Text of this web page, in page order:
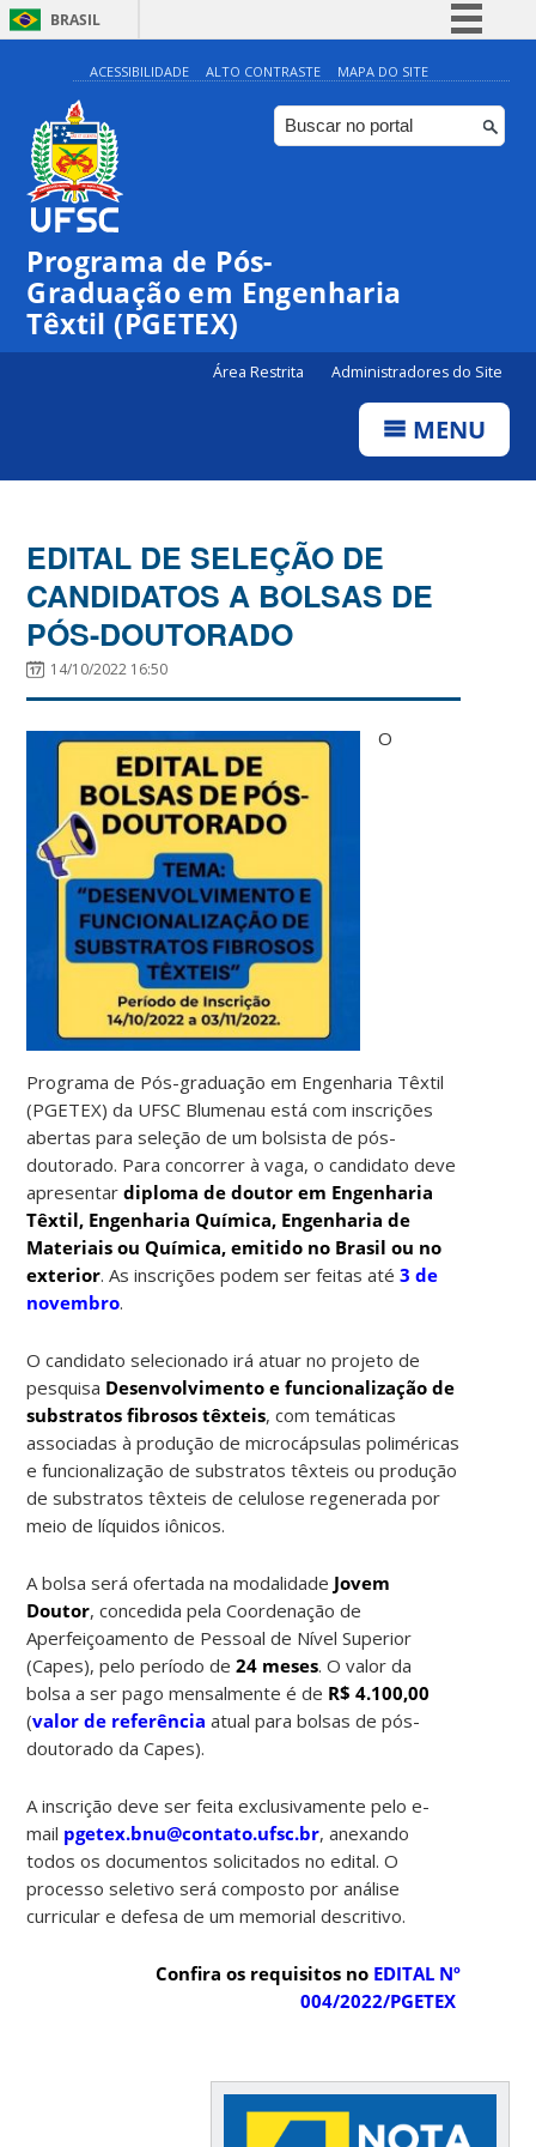
BRASIL
Simplifique!
Comunica BR
Participe
ACESSIBILIDADE ALTO CONTRASTE MAPA DO SITE
Programa de Pós-
Graduação em Engenharia
Têxtil (PGETEX)
Área Restrita Administradores do Site
MENU
EDITAL DE SELEÇÃO DE
CANDIDATOS A BOLSAS DE
PÓS-DOUTORADO
14/10/2022 16:50
O
Programa de Pós-graduação em Engenharia Têxtil
(PGETEX) da UFSC Blumenau está com inscrições
abertas para seleção de um bolsista de pós-
doutorado. Para concorrer à vaga, o candidato deve
apresentardiploma de doutor em Engenharia
Têxtil, Engenharia Química, Engenharia de
Materiais ou Química, emitido no Brasil ou no
exterior. As inscrições podem ser feitas até3 de
novembro.
O candidato selecionado irá atuar no projeto de
pesquisa Desenvolvimento e funcionalização de
substratos fibrosos têxteis, com temáticas
associadas à produção de microcápsulas poliméricas
e funcionalização de substratos têxteis ou produção
de substratos têxteis de celulose regenerada por
meio de líquidos iônicos.
A bolsa será ofertada na modalidade Jovem
Doutor, concedida pela Coordenação de
Aperfeiçoamento de Pessoal de Nível Superior
(Capes), pelo período de24 meses. O valor da
bolsa a ser pago mensalmente é de R$ 4.100,00
(valor de referência atual para bolsas de pós-
doutorado da Capes).
A inscrição deve ser feita exclusivamente pelo e-
mail pgetex.bnu@contato.ufsc.br, anexando
todos os documentos solicitados no edital. O
processo seletivo será composto por análise
curricular e defesa de um memorial descritivo.
Confira os requisitos no EDITAL Nº
004/2022/PGETEX